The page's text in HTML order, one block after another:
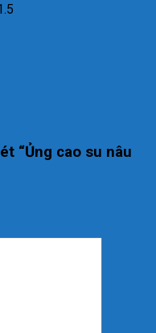
“Ủng cao su nâu